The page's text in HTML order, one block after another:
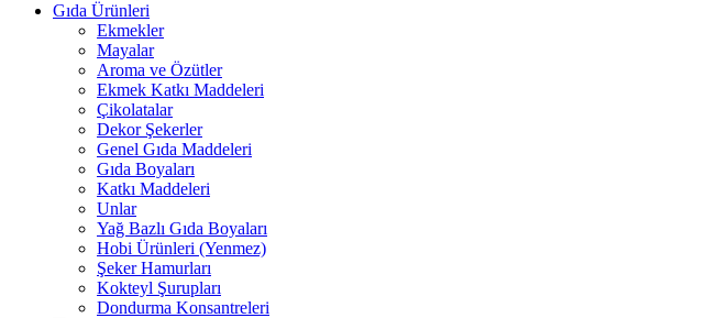
Gıda Ürünleri
Ekmekler
Mayalar
Aroma ve Özütler
Ekmek Katkı Maddeleri
Çikolatalar
Dekor Şekerler
Genel Gıda Maddeleri
Gıda Boyaları
Katkı Maddeleri
Unlar
Yağ Bazlı Gıda Boyaları
Hobi Ürünleri (Yenmez)
Şeker Hamurları
Kokteyl Şurupları
Dondurma Konsantreleri